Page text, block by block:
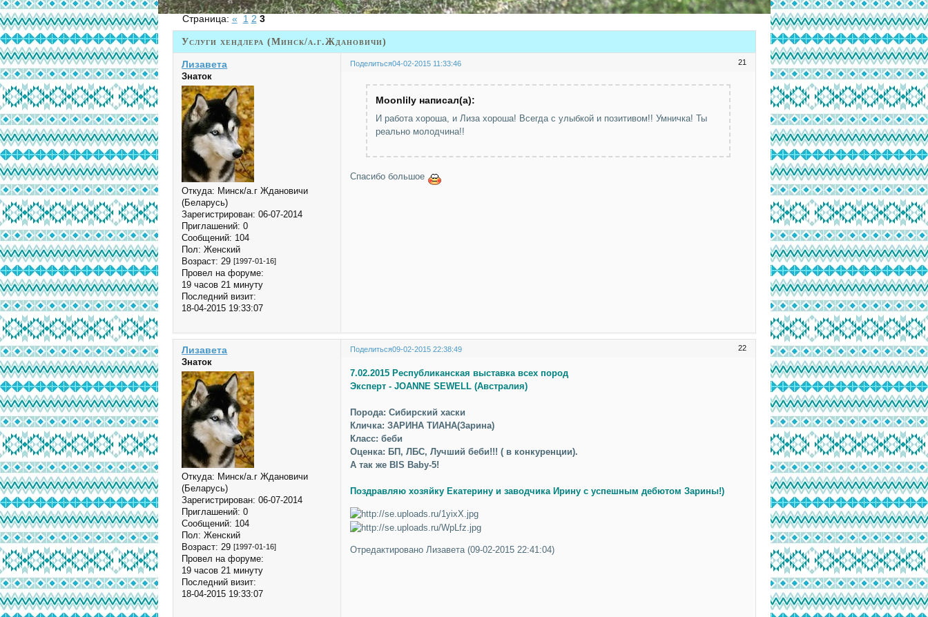
Услуги хендлера (Минск/а.г.Ждановичи)
Страница: « 1 2 3
Поделиться 21
04-02-2015 11:33:46
Лизавета
Знаток
Откуда: Минск/а.г Ждановичи
(Беларусь)
Зарегистрирован: 06-07-2014
Приглашений: 0
Сообщений: 104
Пол: Женский
Возраст: 29[1997-01-16]
Провел на форуме:
19 часов 21 минуту
Последний визит:
18-04-2015 19:33:07
Moonlily написал(а):
И работа хороша, и Лиза хороша! Всегда с улыбкой и позитивом!! Умничка! Ты
реально молодчина!!
Спасибо большое
Поделиться 22
09-02-2015 22:38:49
Лизавета
Знаток
Откуда: Минск/а.г Ждановичи
(Беларусь)
Зарегистрирован: 06-07-2014
Приглашений: 0
Сообщений: 104
Пол: Женский
Возраст: 29[1997-01-16]
Провел на форуме:
19 часов 21 минуту
Последний визит:
18-04-2015 19:33:07
7.02.2015 Республиканская выставка всех пород
Эксперт - JOANNE SEWELL (Австралия)
Порода: Сибирский хаски
Кличка: ЗАРИНА ТИАНА(Зарина)
Класс: беби
Оценка: БП, ЛБС, Лучший беби!!! ( в конкуренции).
А так же BIS Baby-5!
Поздравляю хозяйку Екатерину и заводчика Ирину с успешным дебютом Зарины!)
Отредактировано Лизавета (09-02-2015 22:41:04)